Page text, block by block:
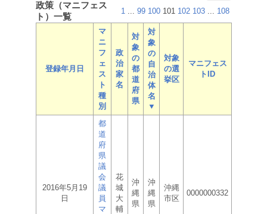
政策（マニフェス
ト）一覧
1 ... 99 100 101 102 103 ... 108
登録年月日
マ
ニ
フ
ェ
ス
ト
種
別
政
治
家
名
対
象
の
都
道
府
県
対
象
の
自
治
体
名
▼
対象
の選
挙区
マニフェス
トID
2016年5月19
日
都
道
府
県
議
会
議
員
マ
花
城
大
輔
沖
縄
県
沖
縄
県
沖縄
市区
0000000332